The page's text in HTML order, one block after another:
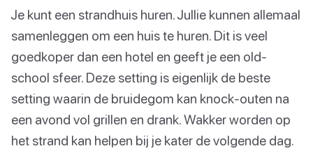
Je kunt een strandhuis huren. Jullie kunnen allemaal
samenleggen om een huis te huren. Dit is veel
goedkoper dan een hotel en geeft je een old-
school sfeer. Deze setting is eigenlijk de beste
setting waarin de bruidegom kan knock-outen na
een avond vol grillen en drank. Wakker worden op
het strand kan helpen bij je kater de volgende dag.